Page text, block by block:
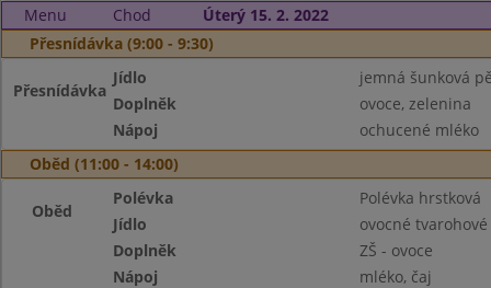
Menu
Chod
Úterý 15. 2. 2022
Přesnídávka (9:00 - 9:30)
Přesnídávka
Jídlo
jemná šunková
Doplněk
ovoce, zelenina
Nápoj
ochucené mléko
Oběd (11:00 - 14:00)
Oběd
Polévka
Polévka hrstková
Jídlo
ovocné
Doplněk
ZŠ - ovoce
Nápoj
mléko, čaj